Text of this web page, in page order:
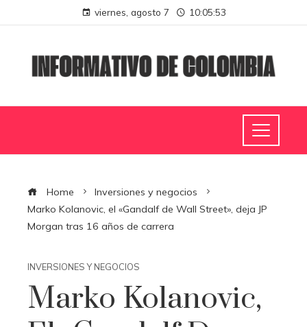
viernes, agosto 7 10:05:54
Home
Inversiones y negocios
Marko Kolanovic, el «Gandalf de Wall Street», deja JP
Morgan tras 16 años de carrera
INVERSIONES Y NEGOCIOS
Marko Kolanovic,